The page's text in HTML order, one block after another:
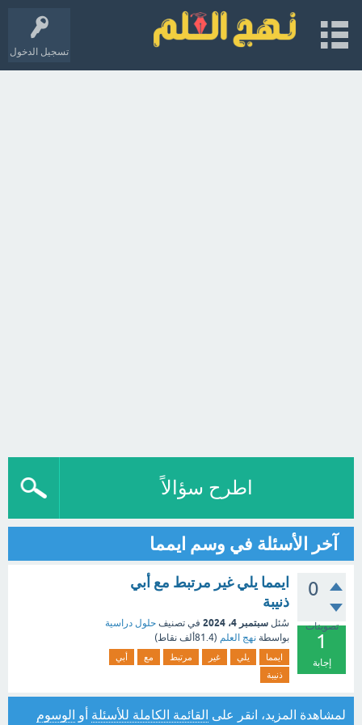
تسجيل الدخول
اطرح سؤالاً
آخر الأسئلة في وسم ايمما
0
تصويتات
1
إجابة
ايمما يلي غير مرتبط مع أبي
ذنيبة
سُئل سبتمبر 4، 2024 في تصنيف حلول دراسية
بواسطة نهج العلم (81.4ألف نقاط)
ايمما يلي غير مرتبط مع
أبي
ذنيبة
لمشاهدة المزيد، انقر على القائمة الكاملة للأسئلة أو الوسوم